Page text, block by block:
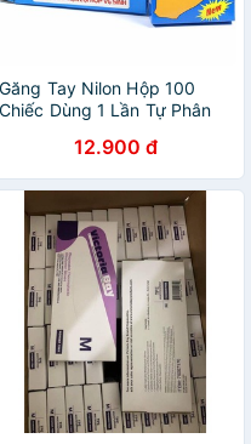
Găng Tay Nilon Hộp 100
Chiếc Dùng 1 Lần Tự Phân
Tay Nilon An Toàn Vệ Sinh
Thực Phẩm
12.900 đ